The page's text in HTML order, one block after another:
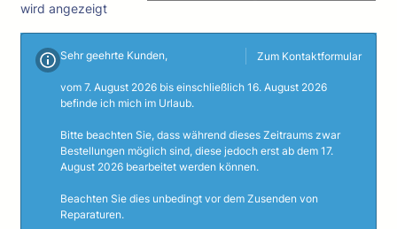
wird angezeigt
Zum Kontaktformular
Sehr geehrte Kunden,
vom 7. August 2026 bis einschließlich 16. August 2026
befinde ich mich im Urlaub.
Bitte beachten Sie, dass während dieses Zeitraums zwar
Bestellungen möglich sind, diese jedoch erst ab dem 17.
August 2026 bearbeitet werden können.
Beachten Sie dies unbedingt vor dem Zusenden von
Reparaturen.